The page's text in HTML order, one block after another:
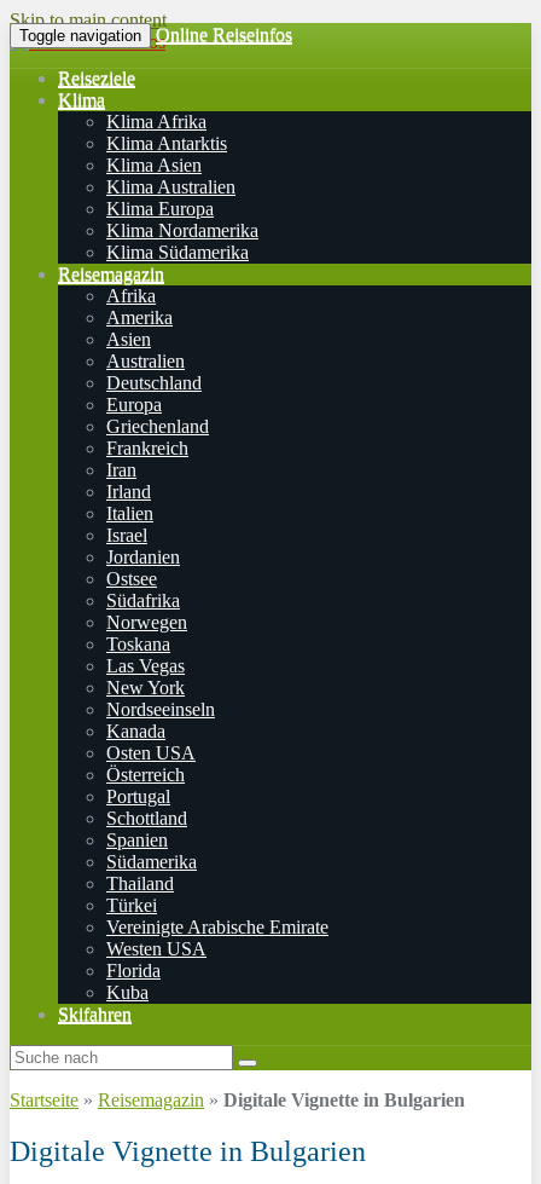
Skip to main content
Toggle navigation Online Reiseinfos
Reiseziele
Klima
Klima Afrika
Klima Antarktis
Klima Asien
Klima Australien
Klima Europa
Klima Nordamerika
Klima Südamerika
Reisemagazin
Afrika
Amerika
Asien
Australien
Deutschland
Europa
Griechenland
Frankreich
Iran
Irland
Italien
Israel
Jordanien
Ostsee
Südafrika
Norwegen
Toskana
Las Vegas
New York
Nordseeinseln
Kanada
Osten USA
Österreich
Portugal
Schottland
Spanien
Südamerika
Thailand
Türkei
Vereinigte Arabische Emirate
Westen USA
Florida
Kuba
Skifahren
Startseite » Reisemagazin » Digitale Vignette in Bulgarien
Digitale Vignette in Bulgarien